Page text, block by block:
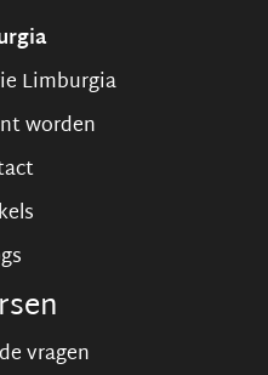
Limburgia
worden
vragen